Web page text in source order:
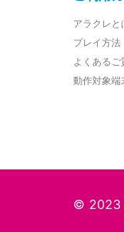
アラクレと
プレイ方法
よくあるご
動作対象端
© 2023